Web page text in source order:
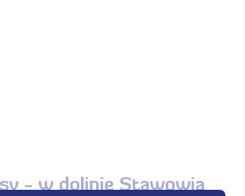
- w dolinie Stawowia